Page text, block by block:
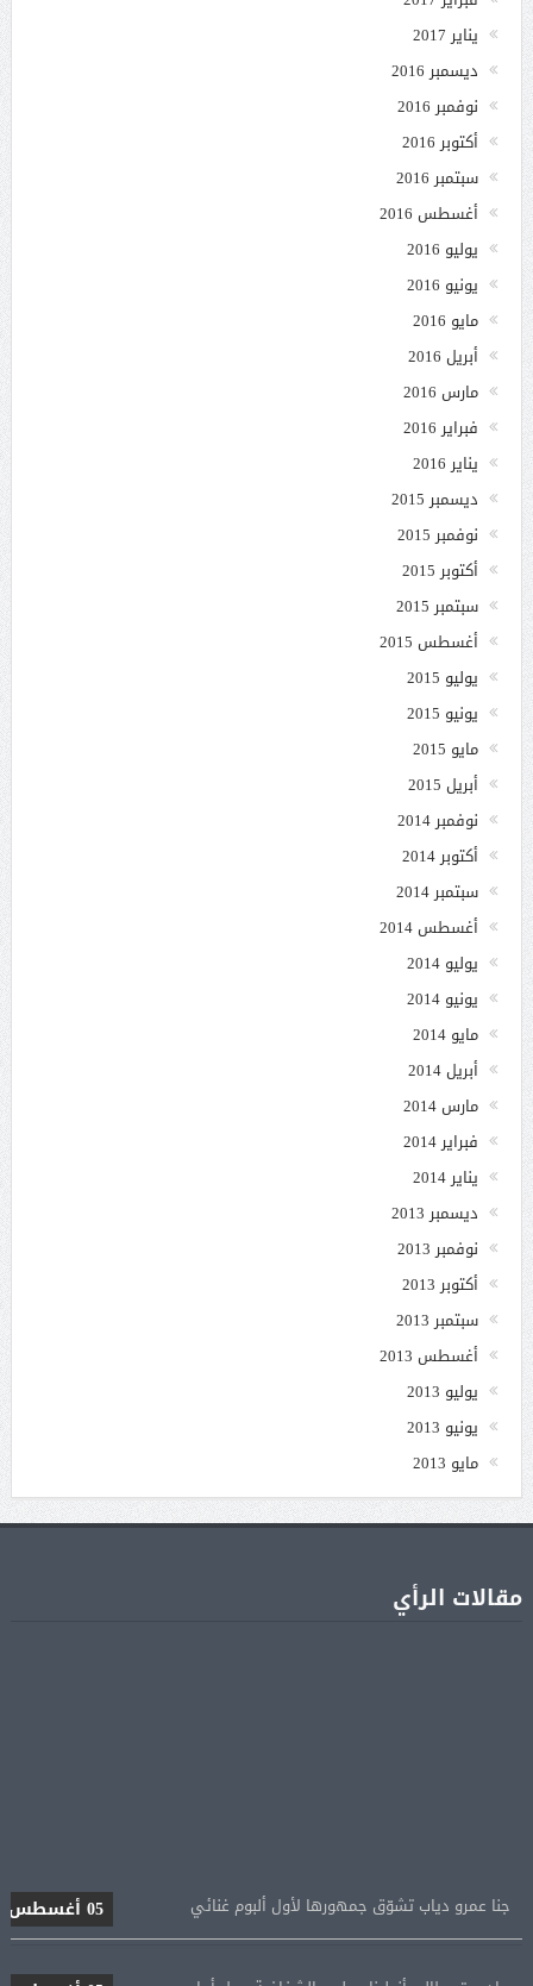
يناير 2017
ديسمبر 2016
نوفمبر 2016
أكتوبر 2016
سبتمبر 2016
أغسطس 2016
يوليو 2016
يونيو 2016
مايو 2016
أبريل 2016
مارس 2016
فبراير 2016
يناير 2016
ديسمبر 2015
نوفمبر 2015
أكتوبر 2015
سبتمبر 2015
أغسطس 2015
يوليو 2015
يونيو 2015
مايو 2015
أبريل 2015
نوفمبر 2014
أكتوبر 2014
سبتمبر 2014
أغسطس 2014
يوليو 2014
يونيو 2014
مايو 2014
أبريل 2014
مارس 2014
فبراير 2014
يناير 2014
ديسمبر 2013
نوفمبر 2013
أكتوبر 2013
سبتمبر 2013
أغسطس 2013
يوليو 2013
يونيو 2013
مايو 2013
مقالات الرأي